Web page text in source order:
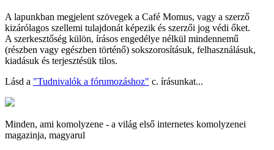
A lapunkban megjelent szövegek a Café Momus, vagy a szerző
kizárólagos szellemi tulajdonát képezik és szerzői jog védi őket.
A szerkesztőség külön, írásos engedélye nélkül mindennemű
(részben vagy egészben történő) sokszorosításuk, felhasználásuk,
kiadásuk és terjesztésük tilos.
Lásd a "Tudnivalók a fórumozáshoz" c. írásunkat...
Minden, ami komolyzene - a világ első internetes komolyzenei
magazinja, magyarul